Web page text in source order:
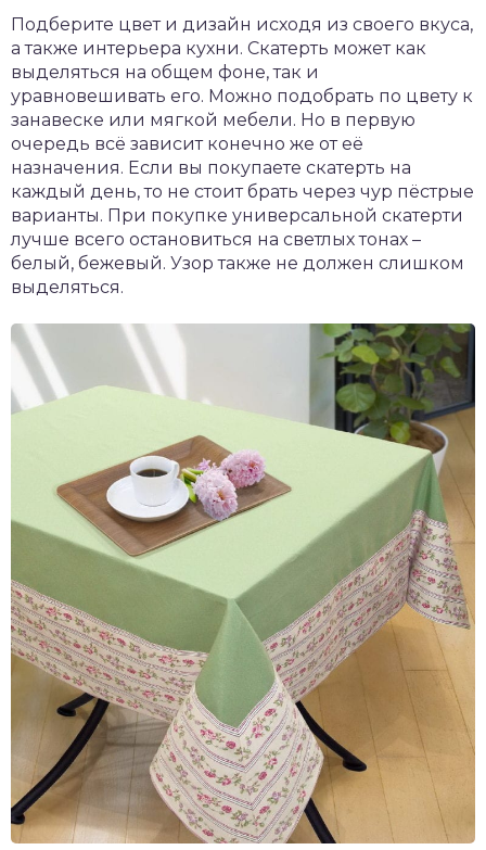
Подберите цвет и дизайн исходя из своего вкуса,
а также интерьера кухни. Скатерть может как
выделяться на общем фоне, так и
уравновешивать его. Можно подобрать по цвету к
занавеске или мягкой мебели. Но в первую
очередь всё зависит конечно же от её
назначения. Если вы покупаете скатерть на
каждый день, то не стоит брать через чур пёстрые
варианты. При покупке универсальной скатерти
лучше всего остановиться на светлых тонах –
белый, бежевый. Узор также не должен слишком
выделяться.